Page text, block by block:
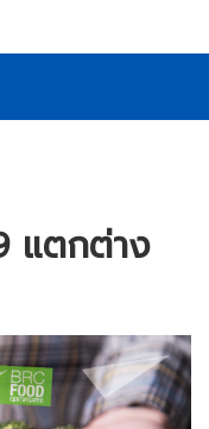
แตกต่าง